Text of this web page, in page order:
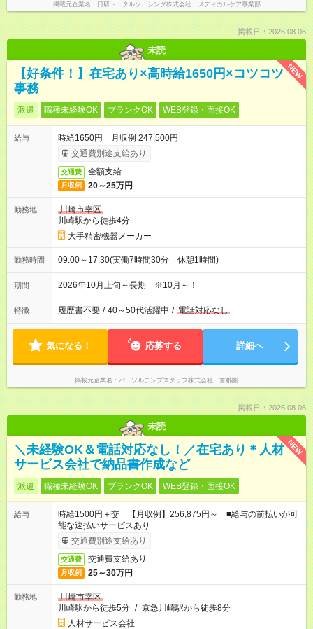
掲載元企業名 日研トータルソーシング株式会社 メディカルケア事業部
掲載日：2026.08.06
未読
NEW
【好条件！】在宅あり×高時給1650円×コツコツ
事務
派遣 職種未経験OK ブランクOK WEB登録・面接OK
給与
時給1650円 月収例 247,500円
交通費別途支給あり
交通費 全額支給
月収例 20～25万円
勤務地
川崎市幸区
川崎駅から徒歩4分
大手精密機器メーカー
勤務時間 09:00～17:30(実働7時間30分 休憩1時間)
期間 2026年10月上旬～長期 ※10月～！
特徴 履歴書不要 / 40～50代活躍中 / 電話対応なし
気になる！ 応募する 詳細へ
掲載元企業名 パーソルテンプスタッフ株式会社 首都圏
掲載日：2026.08.06
未読
NEW
＼未経験OK＆電話対応なし！／在宅あり＊人材
サービス会社で納品書作成など
派遣 職種未経験OK ブランクOK WEB登録・面接OK
給与
時給1500円＋交 【月収例】256,875円～ ■給与の前払いが可
能な速払いサービスあり
交通費別途支給あり
交通費 交通費支給あり
月収例 25～30万円
勤務地
川崎市幸区
川崎駅から徒歩5分 / 京急川崎駅から徒歩8分
人材サービス会社